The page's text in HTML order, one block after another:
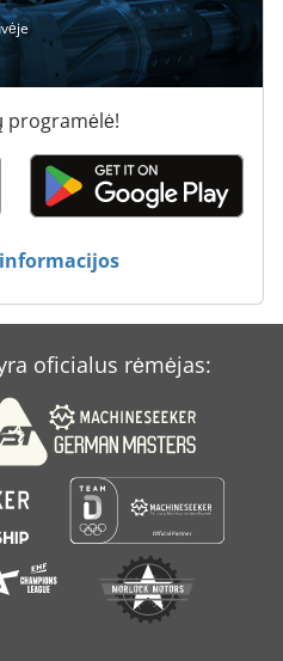
programėlė!
oficialus rėmėjas: